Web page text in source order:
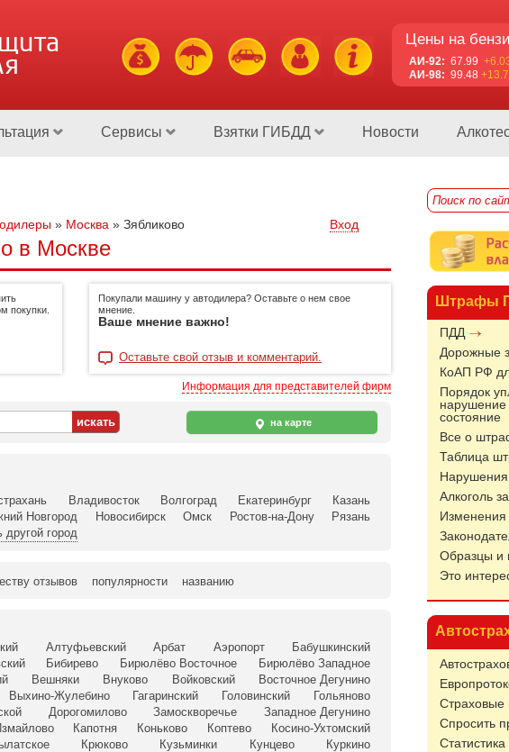
Цены на
АИ-92: 67.99
АИ-98: 99.48
Сервисы Взятки ГИБДД Новости
Штрафы
ПДД
Дорожные
КоАП РФ
Порядок
нарушение
состояние
Все о
Таблица
Алкоголь
Образцы и
Это
Страховые
Спросить
» Москва » Зябликово Вход
в Москве
покупки.
Покупали машину у автодилера? Оставьте о нем свое
мнение.
Ваше мнение важно!
Оставьте свой отзыв и комментарий.
Информация для представителей фирм
на карте
Владивосток Волгоград Екатеринбург
Казань
Новгород
Новосибирск Омск Ростов-на-Дону
Рязань
другой город
отзывов популярности названию
Алтуфьевский Арбат Аэропорт
Бабушкинский
Бибирево Бирюлёво Восточное
Бирюлёво Западное
Вешняки Внуково Войковский
Восточное Дегунино
Выхино-Жулебино
Гагаринский Головинский
Гольяново
Дорогомилово Замоскворечье
Западное Дегунино
Капотня Коньково Коптево
Косино-Ухтомский
Крюково Кузьминки Кунцево
Куркино